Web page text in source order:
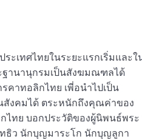
ะเทศไทยในระยะแรกเริ่มและใ
ฐานานุกรมเป็นสังฆมณฑลได้
คาทอลิกไทย เพี่อนำไปเป็น
สังคมได้ ตระหนักถึงคุณค่าของ
ไทย บอกประวัติของผู้นิพนธ์พระ
ธิว นักบุญมาระโก นักบุญลูกา